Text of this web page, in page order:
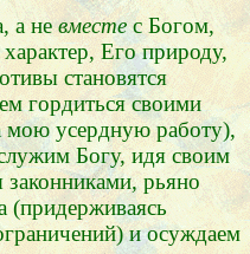
а невместес Богом,
Его природу,
становятся
гордиться своими
мою усердную работу),
Богу, идя своим
законниками, рьяно
(придерживаясь
и осуждаем